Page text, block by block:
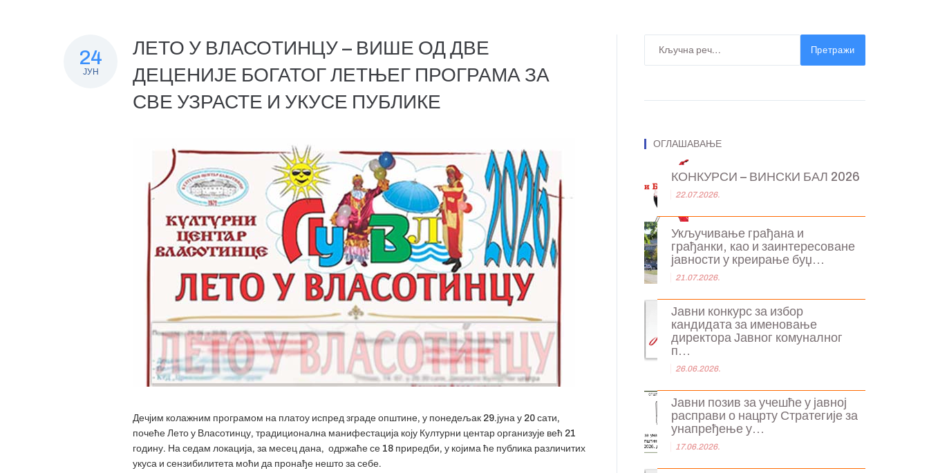
24
ЈУН
ЛЕТО У ВЛАСОТИНЦУ – ВИШЕ ОД ДВЕ
ДЕЦЕНИЈЕ БОГАТОГ ЛЕТЊЕГ ПРОГРАМА ЗА
СВЕ УЗРАСТЕ И УКУСЕ ПУБЛИКЕ
Дечјим колажним програмом на платоу испред зграде општине, у понедељак 29.јуна у 20 сати,
почеће Лето у Власотинцу, традиционална манифестација коју Културни центар организује већ 21
годину. На седам локација, за месец дана, одржаће се 18 приредби, у којима ће публика различитих
укуса и сензибилитета моћи да пронађе нешто за себе.
Претражи
ОГЛАШАВАЊЕ
КОНКУРСИ – ВИНСКИ БАЛ 2026
22.07.2026.
Укључивање грађана и
грађанки, као и заинтересоване
јавности у креирање буџ...
21.07.2026.
Јавни конкурс за избор
кандидата за именовање
директора Јавног комуналног
п...
26.06.2026.
Јавни позив за учешће у јавној
расправи о нацрту Стратегије за
унапређење у...
17.06.2026.